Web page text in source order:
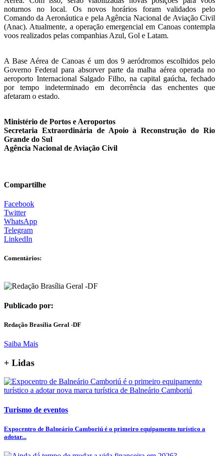
noturnos no local. Os novos horários foram validados pelo
Comando da Aeronáutica e pela Agência Nacional de Aviação Civil
(Anac). Atualmente, a operação emergencial em Canoas contempla
voos realizados pelas companhias Azul, Gol e Latam.
A Base Aérea de Canoas é um dos 9 aeródromos escolhidos pelo
Governo Federal para absorver parte da malha aérea operada no
aeroporto Internacional Salgado Filho, na capital gaúcha, fechado
por tempo indeterminado em decorrência das enchentes que
afetaram o estado.
Ministério de Portos e Aeroportos
Secretaria Extraordinária de Apoio à Reconstrução do Rio
Grande do Sul
Agência Nacional de Aviação Civil
Compartilhe
Facebook
Twitter
WhatsApp
Telegram
LinkedIn
Comentários:
Publicado por:
Redação Brasília Geral -DF
Saiba Mais
+ Lidas
Turismo de eventos
Expocentro de Balneário Camboriú é o primeiro equipamento turístico a
adotar...